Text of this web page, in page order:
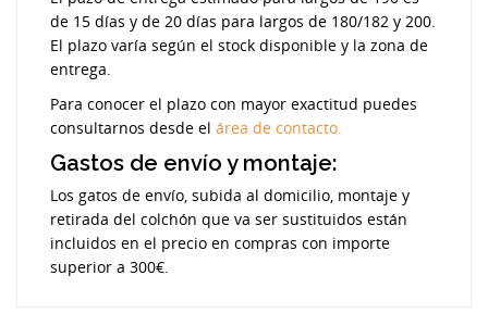
de 15 días y de 20 días para largos de 180/182 y 200.
El plazo varía según el stock disponible y la zona de
entrega.
Para conocer el plazo con mayor exactitud puedes
consultarnos desde el área de contacto.
Gastos de envío y montaje:
Los gatos de envío, subida al domicilio, montaje y
retirada del colchón que va ser sustituidos están
incluidos en el precio en compras con importe
superior a 300€.